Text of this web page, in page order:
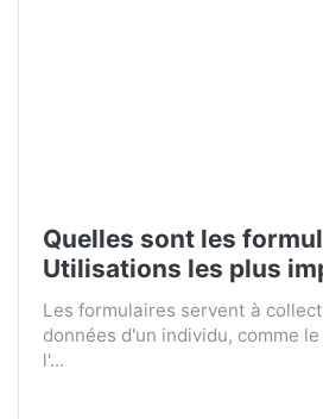
Quelles sont les
Utilisations les plus
Les formulaires servent à
données d'un individu, comme
l'...